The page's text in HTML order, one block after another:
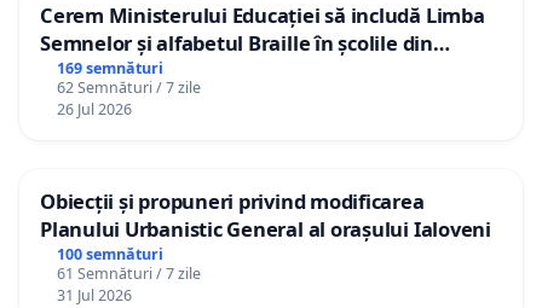
Cerem Ministerului Educației să includă Limba
Semnelor și alfabetul Braille în școlile din
Republica Moldova!
169 semnături
62 Semnături / 7 zile
26 Jul 2026
Obiecții și propuneri privind modificarea
Planului Urbanistic General al orașului Ialoveni
100 semnături
61 Semnături / 7 zile
31 Jul 2026